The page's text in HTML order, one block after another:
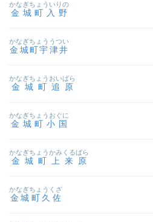
金城町入野
かなぎちょういりの
金城町宇津井
かなぎちょううつい
金城町追原
かなぎちょうおいばら
金城町小国
かなぎちょうおぐに
金城町上来原
かなぎちょうかみくるばら
金城町久佐
かなぎちょうくざ